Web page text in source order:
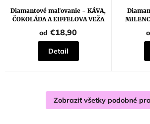
Diamantové maľovanie - KÁVA,
ČOKOLÁDA A EIFFELOVA VEŽA
od €18,90
Detail
Zobraziť všetky podobné